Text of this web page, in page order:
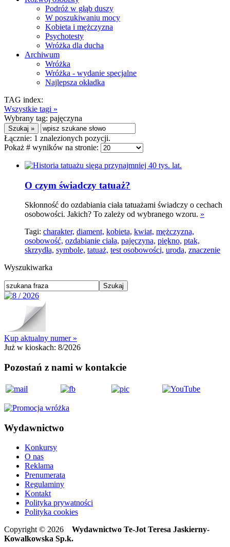
Podróż w głąb duszy
W poszukiwaniu mocy
Kobieta i mężczyzna
Psychotesty
Wróżka dla ducha
Archiwum
Wróżka
Wróżka - wydanie specjalne
Najlepsza okładka
TAG index:
Wszystkie tagi »
Wybrany tag: pajęczyna
Łącznie: 1 znalezionych pozycji.
Pokaż # wyników na stronie:
O czym świadczy tatuaż?
Skłonność do ozdabiania ciała tatuażami świadczy o cechach
osobowości. Jakich? To zależy od wybranego wzoru. »
Tagi: charakter, diament, kobieta, kwiat, mężczyzna,
osobowość, ozdabianie ciała, pajęczyna, piękno, ptak,
skrzydła, symbole, tatuaż, test osobowości, uroda, znaczenie
Wyszukiwarka
Kup aktualny numer »
Już w kioskach: 8/2026
Pozostań z nami w kontakcie
Wydawnictwo
Konkursy
O nas
Reklama
Prenumerata
Regulaminy
Kontakt
Polityka prywatności
Polityka cookies
Copyright © 2026 Wydawnictwo Te-Jot Teresa Jaskierny-
Kowalkowska Sp.k.